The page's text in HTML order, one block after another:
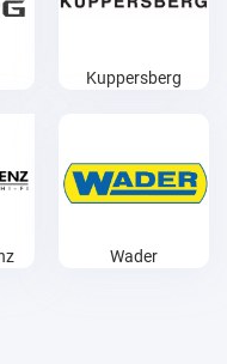
Kuppersberg
Wader